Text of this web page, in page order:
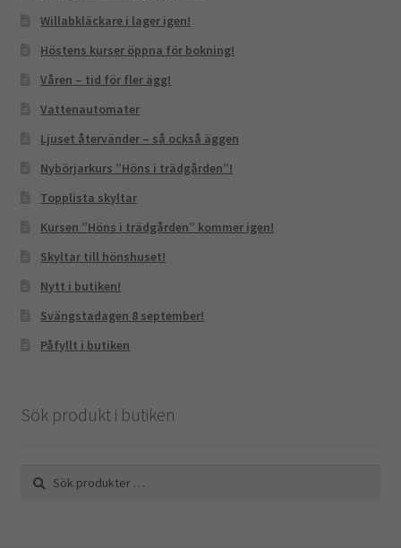
Willabkläckare i lager igen!
Höstens kurser öppna för bokning!
Våren – tid för fler ägg!
Vattenautomater
Ljuset återvänder – så också äggen
Nybörjarkurs ”Höns i trädgården”!
Topplista skyltar
Kursen ”Höns i trädgården” kommer igen!
Skyltar till hönshuset!
Nytt i butiken!
Svängstadagen 8 september!
Påfyllt i butiken
Sök produkt i butiken
Sök
efter:
Sök